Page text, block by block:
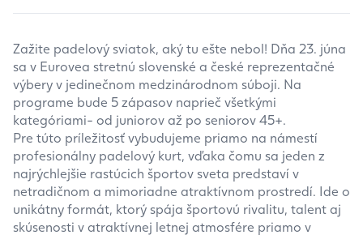
Zažite padelový sviatok, aký tu ešte nebol! Dňa 23. júna
sa v Eurovea stretnú slovenské a české reprezentačné
výbery v jedinečnom medzinárodnom súboji. Na
programe bude 5 zápasov naprieč všetkými
kategóriami- od juniorov až po seniorov 45+.
Pre túto príležitosť vybudujeme priamo na námestí
profesionálny padelový kurt, vďaka čomu sa jeden z
najrýchlejšie rastúcich športov sveta predstaví v
netradičnom a mimoriadne atraktívnom prostredí. Ide o
unikátny formát, ktorý spája športovú rivalitu, talent aj
skúsenosti v atraktívnej letnej atmosfére priamo v